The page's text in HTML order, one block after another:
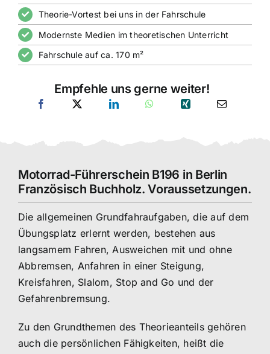
Theorie-Vortest bei uns in der Fahrschule
Modernste Medien im theoretischen Unterricht
Fahrschule auf ca. 170 m²
Empfehle uns gerne weiter!
Motorrad-Führerschein B196 in Berlin
Französisch Buchholz. Voraussetzungen.
Die allgemeinen Grundfahraufgaben, die auf dem
Übungsplatz erlernt werden, bestehen aus
langsamem Fahren, Ausweichen mit und ohne
Abbremsen, Anfahren in einer Steigung,
Kreisfahren, Slalom, Stop and Go und der
Gefahrenbremsung.
Zu den Grundthemen des Theorieanteils gehören
auch die persönlichen Fähigkeiten, heißt die